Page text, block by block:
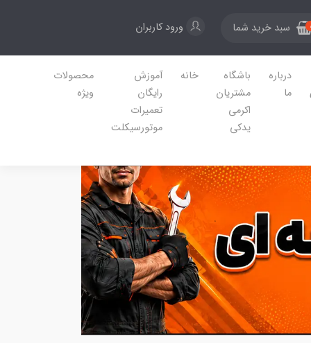
سبد خرید شما ورود کاربران
درباره
ما
باشگاه
مشتریان
اکرمی
یدکی
خانه
آموزش
رایگان
تعمیرات
موتورسیکلت
محصولات
ویژه